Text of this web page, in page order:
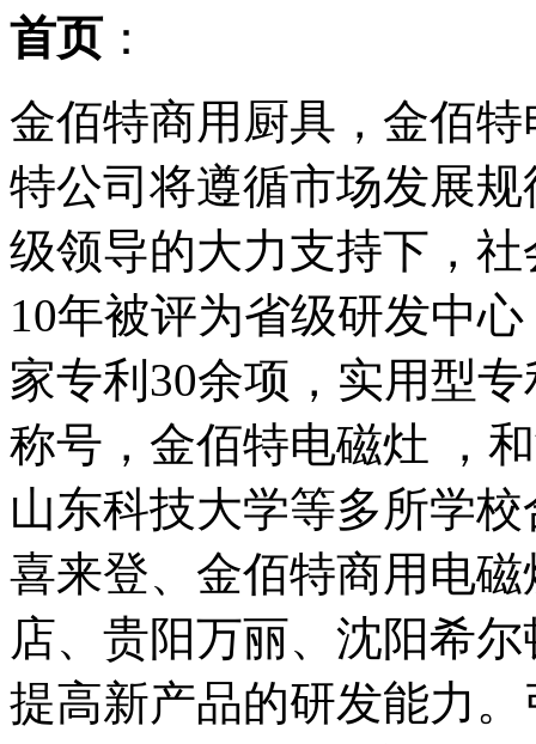
首页 ：
金佰特商用厨具，金佰
特公司将遵循市场发展规
级领导的大力支持下，
10年被评为省级研发中
家专利30余项，实用型
称号，金佰特电磁灶 ，
山东科技大学等多所学
喜来登、金佰特商用电
店、贵阳万丽、沈阳希
提高新产品的研发能力